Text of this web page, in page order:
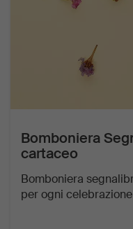
Bomboniera
cartaceo
Bomboniera
per ogni celebrazione